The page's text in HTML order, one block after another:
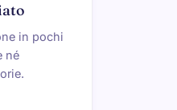
in pochi
né